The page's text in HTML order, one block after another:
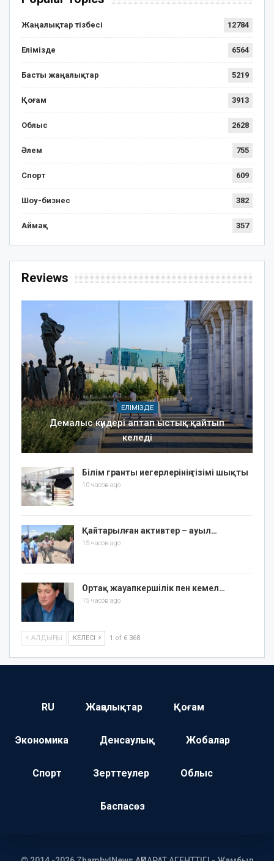
Жаңалықтар тізбесі 12784
Елімізде 6564
Басты жаңалықтар 5219
Қоғам 3913
Облыс 2628
Әлем 755
Спорт 609
Шоу-бизнес 382
Аймақ 357
Reviews
ЕЛІМІЗДЕ
Демалыс күндері аптап ыстық қайтып
келеді
Білім гранты иегерлерінің тізімі шықты
10 часов ago
Қайтарылған активтер – ауыл…
15 часов ago
Ортақ жауапкершілік пен кемел…
15 часов ago
АЛДЫҢҒЫ КЕЛЕСІ 1 of 6 368
RU Жаңалықтар Қоғам
Экономика Денсаулық Жобалар
Спорт Зерттеулер Облыс
Баспасөз